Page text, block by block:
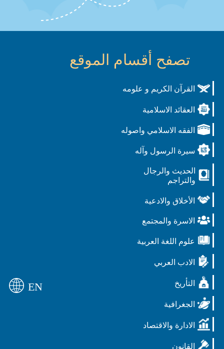
تصفح أقسام الموقع
القرآن الكريم و علومه
العقائد الاسلامية
الفقه الاسلامي واصوله
سيرة الرسول وآله
الحديث والرجال
والتراجم
الأخلاق والادعية
الاسرة والمجتمع
علوم اللغة العربية
الادب العربي
التأريخ
الجغرافية
الادارة والاقتصاد
القانون
EN